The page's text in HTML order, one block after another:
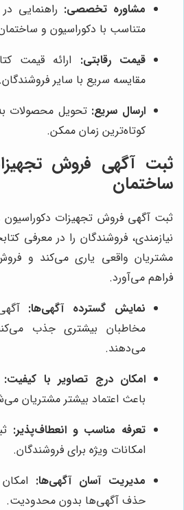
مشاوره تخصصی: راهنمایی
متناسب با دکوراسیون و ساختمان
قیمت رقابتی: ارائه قیمت
مقایسه سریع با سایر فروشندگان.
ارسال سریع: تحویل محصولات
کوتاه‌ترین زمان ممکن.
ثبت آگهی فروش
ساختمان
ثبت آگهی فروش تجهیزات
نیازمندی، فروشندگان را در معرفی
مشتریان واقعی یاری می‌کند و
فراهم می‌آورد.
نمایش گسترده آگهی‌ها:
مخاطبان بیشتری جذب
می‌دهند.
امکان درج تصاویر با کیفیت:
باعث اعتماد بیشتر مشتریان
تعرفه مناسب و انعطاف‌پذیر:
امکانات ویژه برای فروشندگان.
مدیریت آسان آگهی‌ها:
حذف آگهی‌ها بدون محدودیت.